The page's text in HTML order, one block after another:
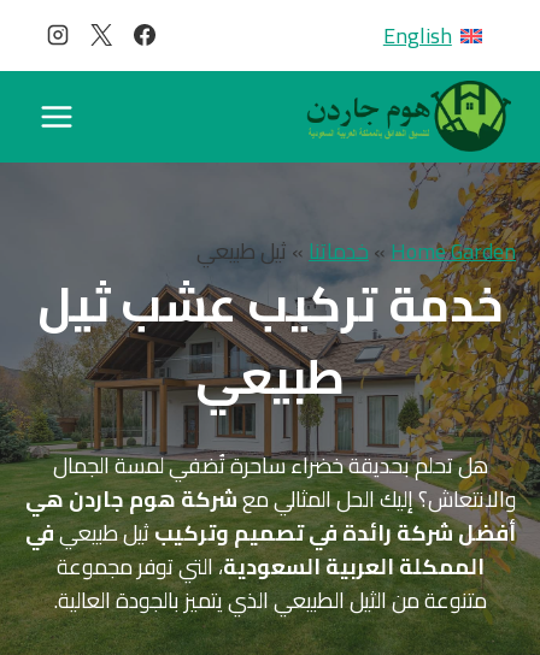
المحتوى
English
Home Garden
»خدماتنا»ثيل طبيعي
خدمة تركيب عشب ثيل
طبيعي
هل تحلم بحديقة خضراء ساحرة تُضفي لمسة الجمال
والانتعاش؟ إليك الحل المثالي معشركة هوم جاردن هي
أفضل شركة رائدة في تصميم وتركيبثيل طبيعيفي
الممكلة العربية السعودية، التي توفر مجموعة
متنوعة من الثيل الطبيعي الذي يتميز بالجودة العالية.